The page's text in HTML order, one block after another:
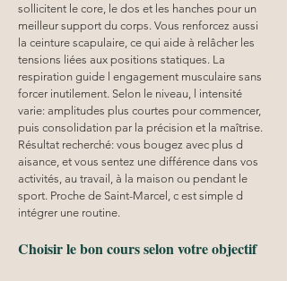
sollicitent le core, le dos et les hanches pour un
meilleur support du corps. Vous renforcez aussi
la ceinture scapulaire, ce qui aide à relâcher les
tensions liées aux positions statiques. La
respiration guide l engagement musculaire sans
forcer inutilement. Selon le niveau, l intensité
varie: amplitudes plus courtes pour commencer,
puis consolidation par la précision et la maîtrise.
Résultat recherché: vous bougez avec plus d
aisance, et vous sentez une différence dans vos
activités, au travail, à la maison ou pendant le
sport. Proche de Saint-Marcel, c est simple d
intégrer une routine.
Choisir le bon cours selon votre objectif